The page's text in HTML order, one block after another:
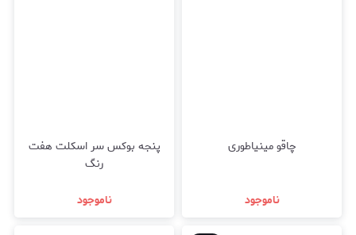
چاقو مینیاطوری
ناموجود
پنجه بوکس سر اسکلت هفت
رنگ
ناموجود